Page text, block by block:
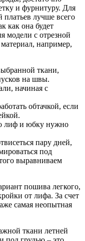
и фурнитуру. Для
лучше всего
как она будет
модели с отрезной
например,
ткани,
на швы.
начиная с
обтачкой, если
лиф и юбку нужно
пару дней,
под
выравниваем
пошива легкого,
от лифа. За счет
самая неопытная
ткани летней